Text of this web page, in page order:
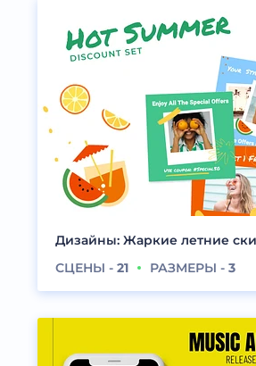
Дизайны: Жаркие летние
СЦЕНЫ - 21 РАЗМЕРЫ - 3